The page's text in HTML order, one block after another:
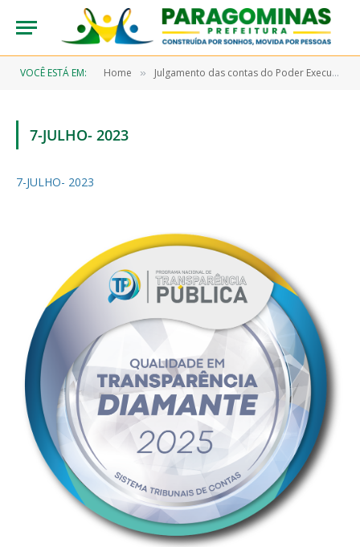
VOCÊ ESTÁ EM: Home » Julgamento das contas do Poder Executivo pelo Poder Legislativo 2023
7-JULHO- 2023
7-JULHO- 2023